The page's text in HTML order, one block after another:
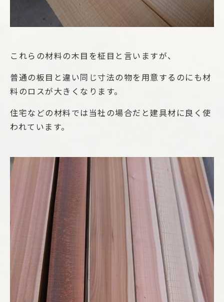
これらの材料の木目を柾目と言いますが、
普通の板目と違い同じ寸法の物を用意するのにも材
料のロスが大きくなります。
住宅などの材料では当社の場合だと建具材に良く使
われています。